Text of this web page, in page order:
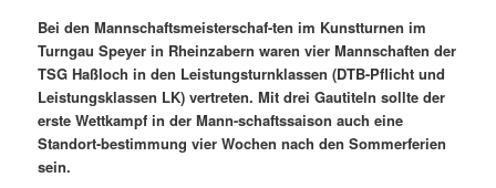
Bei den Mannschaftsmeisterschaf-ten im Kunstturnen im
Turngau Speyer in Rheinzabern waren vier Mannschaften der
TSG Haßloch in den Leistungsturnklassen (DTB-Pflicht und
Leistungsklassen LK) vertreten. Mit drei Gautiteln sollte der
erste Wettkampf in der Mann-schaftssaison auch eine
Standort-bestimmung vier Wochen nach den Sommerferien
sein.